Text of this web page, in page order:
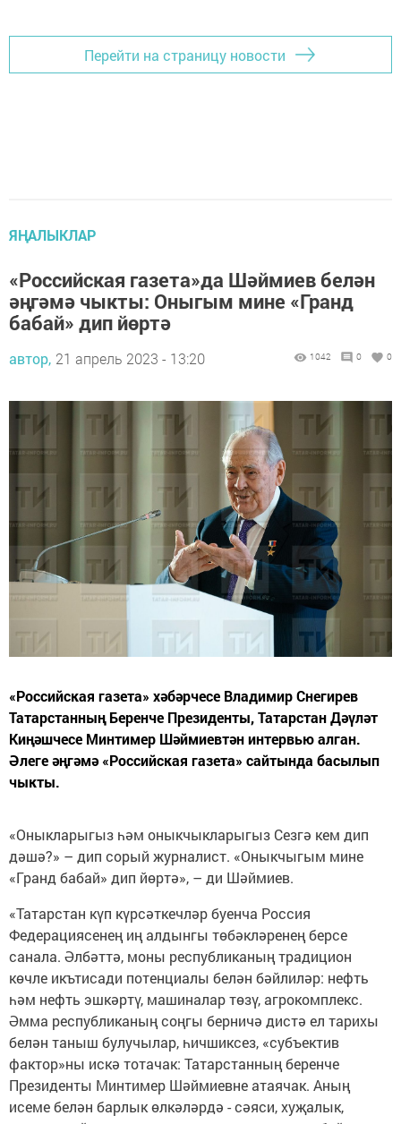
Перейти на страницу новости
ЯҢАЛЫКЛАР
«Российская газета»да Шәймиев белән
әңгәмә чыкты: Оныгым мине «Гранд
бабай» дип йөртә
автор, 21 апрель 2023 - 13:20 1042 0 0
«Российская газета» хәбәрчесе Владимир Снегирев
Татарстанның Беренче Президенты, Татарстан Дәүләт
Киңәшчесе Минтимер Шәймиевтән интервью алган.
Әлеге әңгәмә «Российская газета» сайтында басылып
чыкты.
«Оныкларыгыз һәм оныкчыкларыгыз Сезгә кем дип
дәшә?» – дип сорый журналист. «Оныкчыгым мине
«Гранд бабай» дип йөртә», – ди Шәймиев.
«Татарстан күп күрсәткечләр буенча Россия
Федерациясенең иң алдынгы төбәкләренең берсе
санала. Әлбәттә, моны республиканың традицион
көчле икътисади потенциалы белән бәйлиләр: нефть
һәм нефть эшкәртү, машиналар төзү, агрокомплекс.
Әмма республиканың соңгы берничә дистә ел тарихы
белән таныш булучылар, һичшиксез, «субъектив
фактор»ны искә тотачак: Татарстанның беренче
Президенты Минтимер Шәймиевне атаячак. Аның
исеме белән барлык өлкәләрдә - сәяси, хуҗалык,